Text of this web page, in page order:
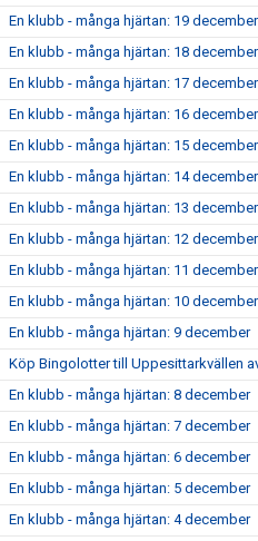
En klubb - många hjärtan: 19 december
En klubb - många hjärtan: 18 december
En klubb - många hjärtan: 17 december
En klubb - många hjärtan: 16 december
En klubb - många hjärtan: 15 december
En klubb - många hjärtan: 14 december
En klubb - många hjärtan: 13 december
En klubb - många hjärtan: 12 december
En klubb - många hjärtan: 11 december
En klubb - många hjärtan: 10 december
En klubb - många hjärtan: 9 december
Köp Bingolotter till Uppesittarkvällen
En klubb - många hjärtan: 8 december
En klubb - många hjärtan: 7 december
En klubb - många hjärtan: 6 december
En klubb - många hjärtan: 5 december
En klubb - många hjärtan: 4 december